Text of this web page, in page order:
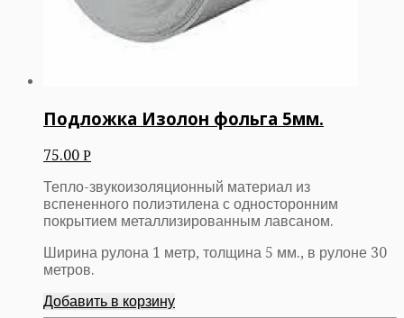
Подложка Изолон фольга 5мм.
75.00 Р
Тепло-звукоизоляционный материал из
вспененного полиэтилена с односторонним
покрытием металлизированным лавсаном.
Ширина рулона 1 метр, толщина 5 мм., в рулоне 30
метров.
Добавить в корзину